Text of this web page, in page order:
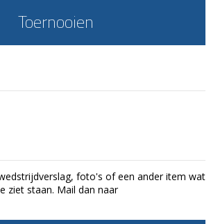
Toernooien
foto's of een ander item wat
ziet staan. Mail dan naar